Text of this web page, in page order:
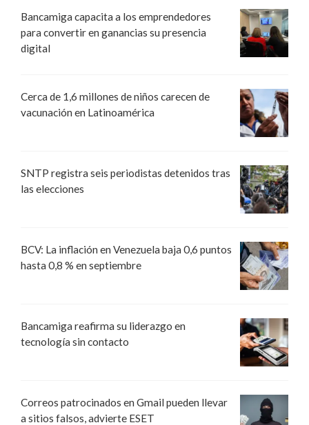
Bancamiga capacita a los emprendedores
para convertir en ganancias su presencia
digital
Cerca de 1,6 millones de niños carecen de
vacunación en Latinoamérica
SNTP registra seis periodistas detenidos tras
las elecciones
BCV: La inflación en Venezuela baja 0,6 puntos
hasta 0,8 % en septiembre
Bancamiga reafirma su liderazgo en
tecnología sin contacto
Correos patrocinados en Gmail pueden llevar
a sitios falsos, advierte ESET